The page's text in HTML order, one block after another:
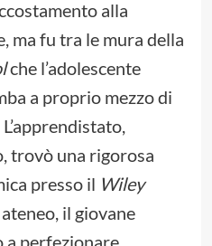
alla
ma fu tra le mura della
che l’adolescente
a proprio mezzo di
trovò una rigorosa
presso il Wiley
il giovane